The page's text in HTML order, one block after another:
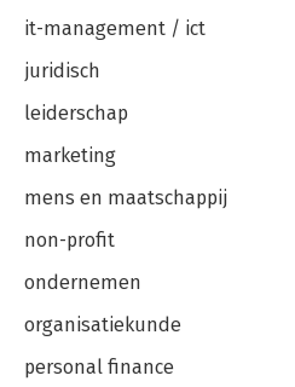
it-management / ict
juridisch
leiderschap
marketing
mens en maatschappij
non-profit
ondernemen
organisatiekunde
personal finance